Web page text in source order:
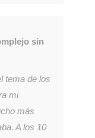
sin
tema de los
mi
más
A los 10